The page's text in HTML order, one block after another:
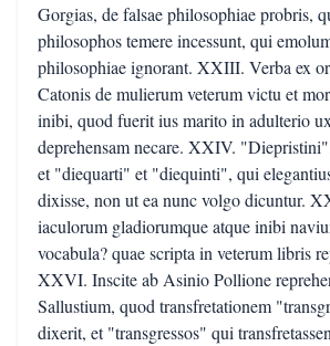
Gorgias, de falsae philosophiae probris,
philosophos temere incessunt, qui
philosophiae ignorant. XXIII. Verba ex
Catonis de mulierum veterum victu et
inibi, quod fuerit ius marito in adulterio
deprehensam necare. XXIV.
et "diequarti" et "diequinti", qui
dixisse, non ut ea nunc volgo dicuntur.
iaculorum gladiorumque atque inibi
vocabula? quae scripta in veterum libris
XXVI. Inscite ab Asinio Pollione
Sallustium, quod transfretationem
dixerit, et "transgressos" qui